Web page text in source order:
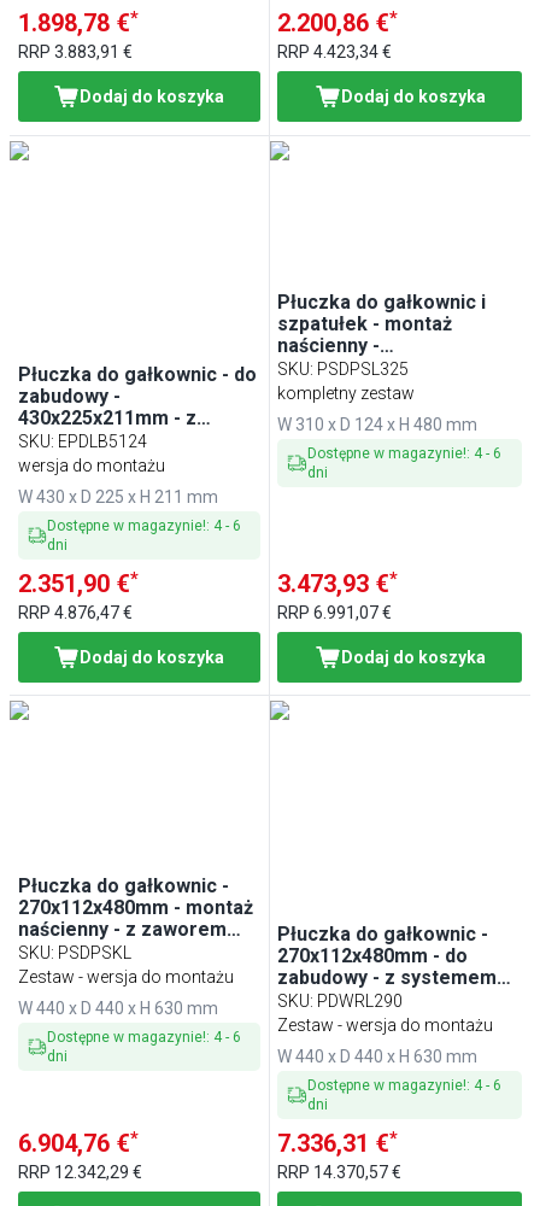
1.898,78 €*
RRP 3.883,91 €
Dodaj do koszyka
2.200,86 €*
RRP4.423,34 €
Dodaj do koszyka
Płuczka do gałkownic - do
zabudowy -
430x225x211mm - z
systemem myjącym - z
automatycznym
zatrzymaniem wody - z
zaworem zwrotnym - z
regulatorem przepływu - z
sitkiem
SKU: EPDLB5124
wersja do montażu
W 430 x D 225 x H 211 mm
Dostępne w magazynie!: 4- 6
dni
2.351,90 €*
RRP 4.876,47 €
Dodaj do koszyka
Płuczka do gałkownic i
szpatułek - montaż
naścienny -
310x124x480mm
SKU: PSDPSL325
kompletny zestaw
W 310 x D 124 x H 480 mm
Dostępne w magazynie!: 4- 6
dni
3.473,93 €*
RRP6.991,07 €
Dodaj do koszyka
Płuczka do gałkownic -
270x112x480mm - montaż
naścienny - z zaworem
zwrotnym - z sitkiem
SKU: PSDPSKL
Zestaw - wersja do montażu
W 440 x D 440 x H 630 mm
Dostępne w magazynie!: 4- 6
dni
6.904,76 €*
RRP 12.342,29 €
Płuczka do gałkownic -
270x112x480mm - do
zabudowy - z systemem
myjącym - z
automatycznym
zatrzymaniem wody - z
zaworem zwrotnym - z
sitkiem
SKU: PDWRL290
Zestaw - wersja do montażu
W 440 x D 440 x H 630 mm
Dostępne w magazynie!: 4- 6
dni
7.336,31 €*
RRP 14.370,57 €